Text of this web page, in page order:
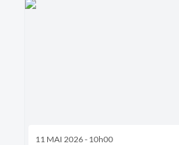
11 MAI 2026 - 10h00